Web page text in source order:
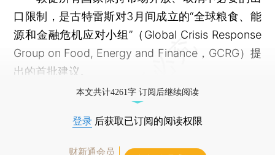
口限制，是古特雷斯对3月间成立的“全球粮食、能
源和金融危机应对小组”（Global Crisis Response
Group on Food, Energy and Finance，GCRG）提
出的首批建议。
本文共计4261字 订阅后继续阅读
登录 后获取已订阅的阅读权限
财新通会员